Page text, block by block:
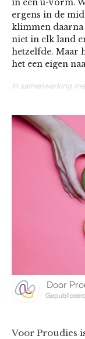
in een u-vorm.
ergens in de
klimmen
niet in elk land
hetzelfde. Maar
het een eigen
In samenwerking
Door
Voor Proudies